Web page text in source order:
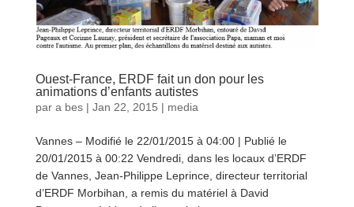
Ouest-France, ERDF fait un don pour les
animations d’enfants autistes
par a bes| Jan 22, 2015 | media
Vannes – Modifié le 22/01/2015 à 04:00 | Publié le
20/01/2015 à 00:22 Vendredi, dans les locaux d’ERDF
de Vannes, Jean-Philippe Leprince, directeur territorial
d’ERDF Morbihan, a remis du matériel à David